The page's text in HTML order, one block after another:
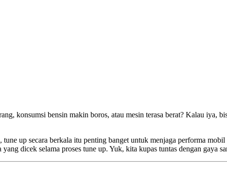
konsumsi bensin makin boros, atau mesin terasa berat? Kalau iya,
up secara berkala itu penting banget untuk menjaga performa
dicek selama proses tune up. Yuk, kita kupas tuntas dengan gaya